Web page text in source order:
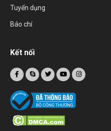
Tuyển dụng
Báo chí
Kết nối